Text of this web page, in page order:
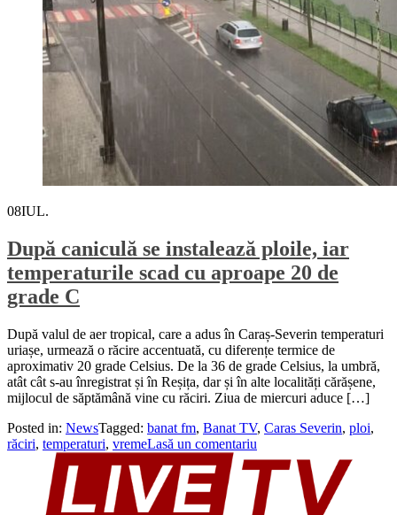
08IUL.
După caniculă se instalează ploile, iar
temperaturile scad cu aproape 20 de
grade C
După valul de aer tropical, care a adus în Caraș-Severin temperaturi
uriașe, urmează o răcire accentuată, cu diferențe termice de
aproximativ 20 grade Celsius. De la 36 de grade Celsius, la umbră,
atât cât s-au înregistrat și în Reșița, dar și în alte localități cărășene,
mijlocul de săptămână vine cu răciri. Ziua de miercuri aduce […]
Posted in: NewsTagged: banat fm, Banat TV, Caras Severin, ploi,
răciri, temperaturi, vremeLasă un comentariu